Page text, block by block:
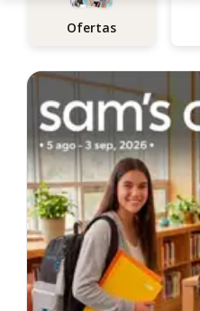
Ofertas